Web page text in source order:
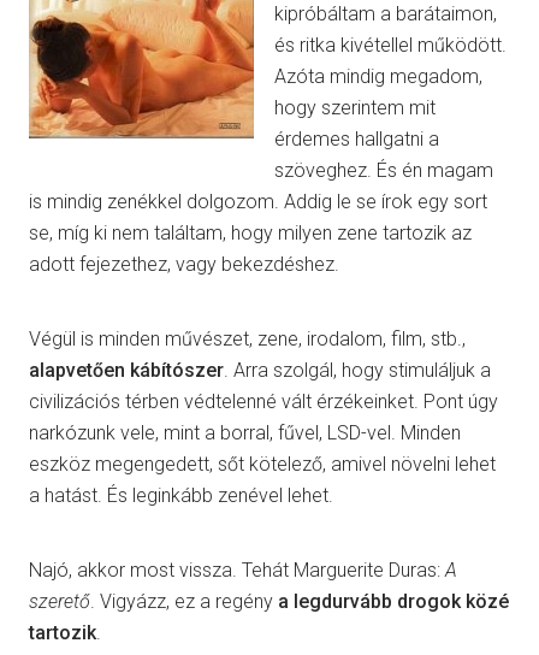
kipróbáltam a barátaimon,
és ritka kivétellel működött.
Azóta mindig megadom,
hogy szerintem mit
érdemes hallgatni a
szöveghez. És én magam
is mindig zenékkel dolgozom. Addig le se írok egy sort
se, míg ki nem találtam, hogy milyen zene tartozik az
adott fejezethez, vagy bekezdéshez.
Végül is minden művészet, zene, irodalom, film, stb.,
alapvetően kábítószer . Arra szolgál, hogy stimuláljuk a
civilizációs térben védtelenné vált érzékeinket. Pont úgy
narkózunk vele, mint a borral, fűvel, LSD-vel. Minden
eszköz megengedett, sőt kötelező, amivel növelni lehet
a hatást. És leginkább zenével lehet.
Najó, akkor most vissza. Tehát Marguerite Duras: A
szerető . Vigyázz, ez a regény a legdurvább drogok közé
tartozik